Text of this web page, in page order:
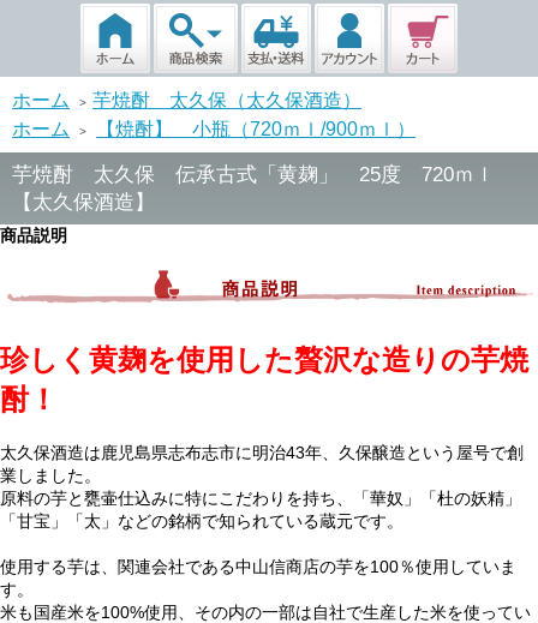
ホーム > 芋焼酎 太久保（太久保酒造）
ホーム
> 【焼酎】 小瓶（720ｍｌ/900ｍｌ）
芋焼酎 太久保 伝承古式「黄麹」 25度 720ｍｌ
【太久保酒造】
商品説明
珍しく黄麹を使用した贅沢な造りの芋焼
酎！
太久保酒造は鹿児島県志布志市に明治43年、久保醸造という屋号で創
業しました。
原料の芋と甕壷仕込みに特にこだわりを持ち、「華奴」「杜の妖精」
「甘宝」「太」などの銘柄で知られている蔵元です。
使用する芋は、関連会社である中山信商店の芋を100％使用していま
す。
米も国産米を100%使用、その内の一部は自社で生産した米を使ってい